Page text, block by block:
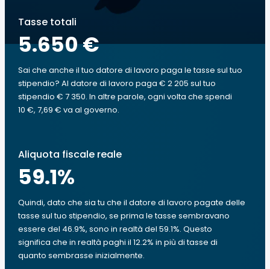
Tasse totali
5.650 €
Sai che anche il tuo datore di lavoro paga le tasse sul tuo
stipendio? Al datore di lavoro paga € 2 205 sul tuo
stipendio € 7 350. In altre parole, ogni volta che spendi
10 €, 7,69 € va al governo.
Aliquota fiscale reale
59.1%
Quindi, dato che sia tu che il datore di lavoro pagate delle
tasse sul tuo stipendio, se prima le tasse sembravano
essere del 46.9%, sono in realtà del 59.1%. Questo
significa che in realtà paghi il 12.2% in più di tasse di
quanto sembrasse inizialmente.